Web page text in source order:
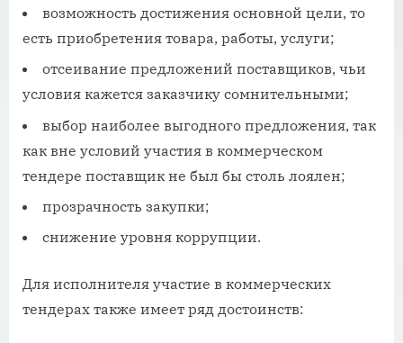
возможность достижения основной цели, то
есть приобретения товара, работы, услуги;
отсеивание предложений поставщиков, чьи
условия кажется заказчику сомнительными;
выбор наиболее выгодного предложения, так
как вне условий участия в коммерческом
тендере поставщик не был бы столь лоялен;
прозрачность закупки;
снижение уровня коррупции.
Для исполнителя участие в коммерческих
тендерах также имеет ряд достоинств: